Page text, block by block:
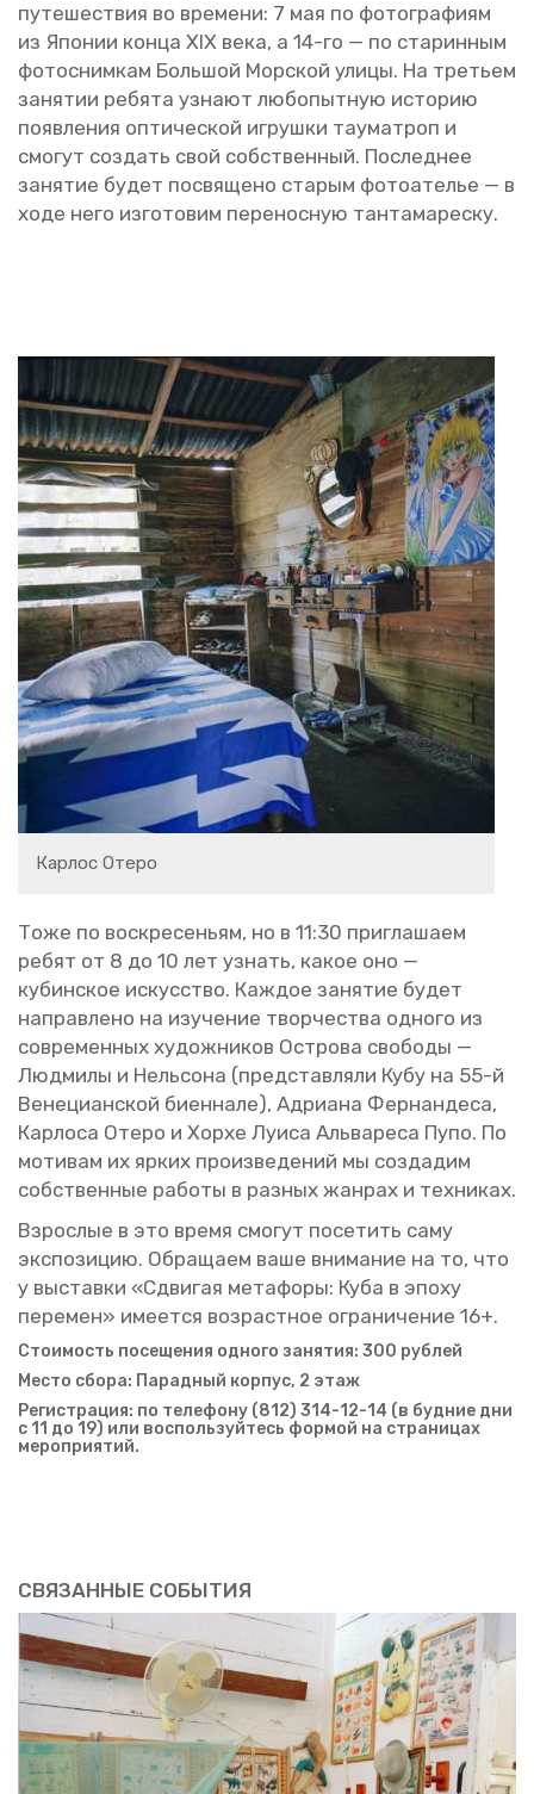
пу­те­ше­ствия во вре­ме­ни: 7 мая по фо­то­гра­фи­ям
из Япо­нии конца XIX века, а 14-го — по ста­рин­ным
фо­то­сним­кам Боль­шой Мор­ской улицы. На тре­тьем
за­ня­тии ре­бя­та узна­ют лю­бо­пыт­ную ис­то­рию
по­яв­ле­ния оп­ти­че­ской иг­руш­ки та­у­мат­роп и
смо­гут со­здать свой соб­ствен­ный. По­след­нее
за­ня­тие будет по­свя­ще­но ста­рым фо­то­ате­лье — в
ходе него из­го­то­вим пе­ре­нос­ную тан­та­ма­рес­ку.
Кар­лос Отеро
Тоже по вос­кре­се­ньям, но в 11:30 при­гла­ша­ем
ребят от 8 до 10 лет узнать, какое оно —
ку­бин­ское ис­кус­ство. Каж­дое за­ня­тие будет
на­прав­ле­но на изу­че­ние твор­че­ства од­но­го из
со­вре­мен­ных ху­дож­ни­ков Ост­ро­ва сво­бо­ды —
Люд­ми­лы и Нель­со­на (пред­став­ля­ли Кубу на 55-й
Ве­не­ци­ан­ской би­ен­на­ле), Ад­ри­а­на Фер­нан­де­са,
Кар­ло­са Отеро и Хорхе Луиса Аль­ва­ре­са Пупо. По
мо­ти­вам их ярких про­из­ве­де­ний мы со­зда­дим
соб­ствен­ные ра­бо­ты в раз­ных жан­рах и тех­ни­ках.
Взрос­лые в это время смо­гут по­се­тить саму
экс­по­зи­цию. Об­ра­ща­ем ваше вни­ма­ние на то, что
у вы­став­ки «Сдви­гая ме­та­фо­ры: Куба в эпоху
пе­ре­мен» име­ет­ся воз­раст­ное огра­ни­че­ние 16+.
Сто­и­мость по­се­ще­ния од­но­го за­ня­тия: 300 руб­лей
Место сбора: Па­рад­ный кор­пус, 2 этаж
Ре­ги­стра­ция: по те­ле­фо­ну (812) 314-12-14 (в буд­ние дни
с 11 до 19) или вос­поль­зуй­тесь фор­мой на стра­ни­цах
ме­ро­при­я­тий.
СВЯ­ЗАН­НЫЕ СО­БЫ­ТИЯ